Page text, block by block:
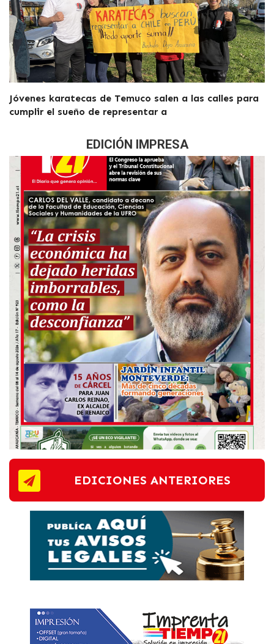
Jóvenes karatecas de Temuco salen a las calles para
cumplir el sueño de representar a
EDICIÓN IMPRESA
EDICIONES ANTERIORES